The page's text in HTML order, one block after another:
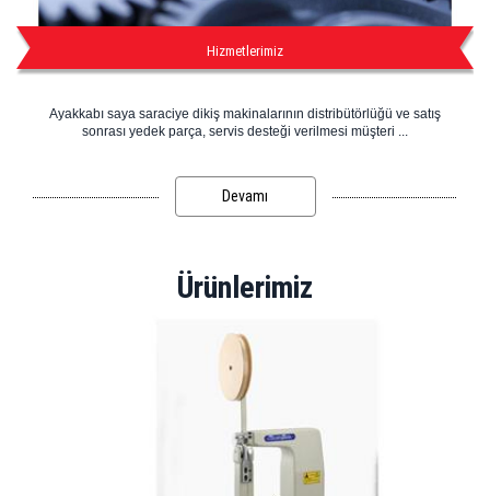
Hizmetlerimiz
Ayakkabı saya saraciye dikiş makinalarının distribütörlüğü ve satış
sonrası yedek parça, servis desteği verilmesi müşteri ...
Devamı
Ürünlerimiz